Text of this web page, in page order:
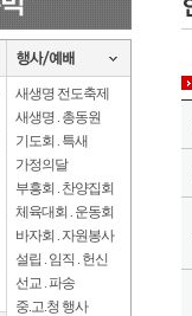
새생명 전도축제
새생명 . 총동원
기도회 . 특새
가정의달
부흥회 . 찬양집회
체육대회 . 운동회
바자회 . 자원봉사
설립 . 임직 . 헌신
선교 . 파송
중.고.청 행사